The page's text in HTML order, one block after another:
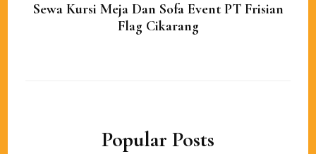
Sewa Kursi Meja Dan Sofa Event PT Frisian
Flag Cikarang
Popular Posts